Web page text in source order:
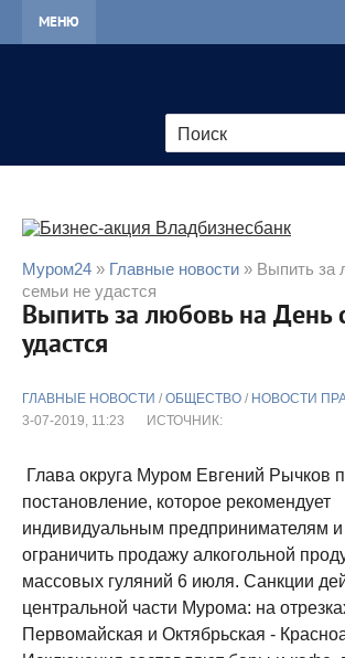
МЕНЮ
Муром24 » Главные новости » Выпить за
семьи не удастся
Выпить за любовь на День
удастся
ГЛАВНЫЕ НОВОСТИ / ОБЩЕСТВО / НОВОСТИ
3-07-2019, 11:23
ИСТОЧНИК:
Глава округа Муром Евгений Рычков
постановление, которое рекомендует
индивидуальным предпринимателям и
ограничить продажу алкогольной
массовых гуляний 6 июля. Санкции
центральной части Мурома: на
Первомайская и Октябрьская -